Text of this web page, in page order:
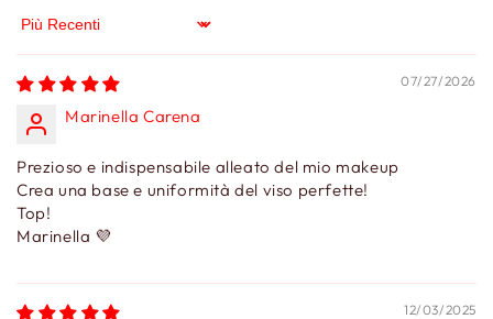
Sort by
07/27/2026
Marinella Carena
Prezioso e indispensabile alleato del mio makeup
Crea una base e uniformità del viso perfette!
Top!
Marinella 💜
12/03/2025